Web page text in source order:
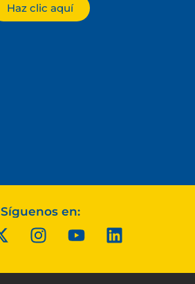
Haz clic aquí
Síguenos en: